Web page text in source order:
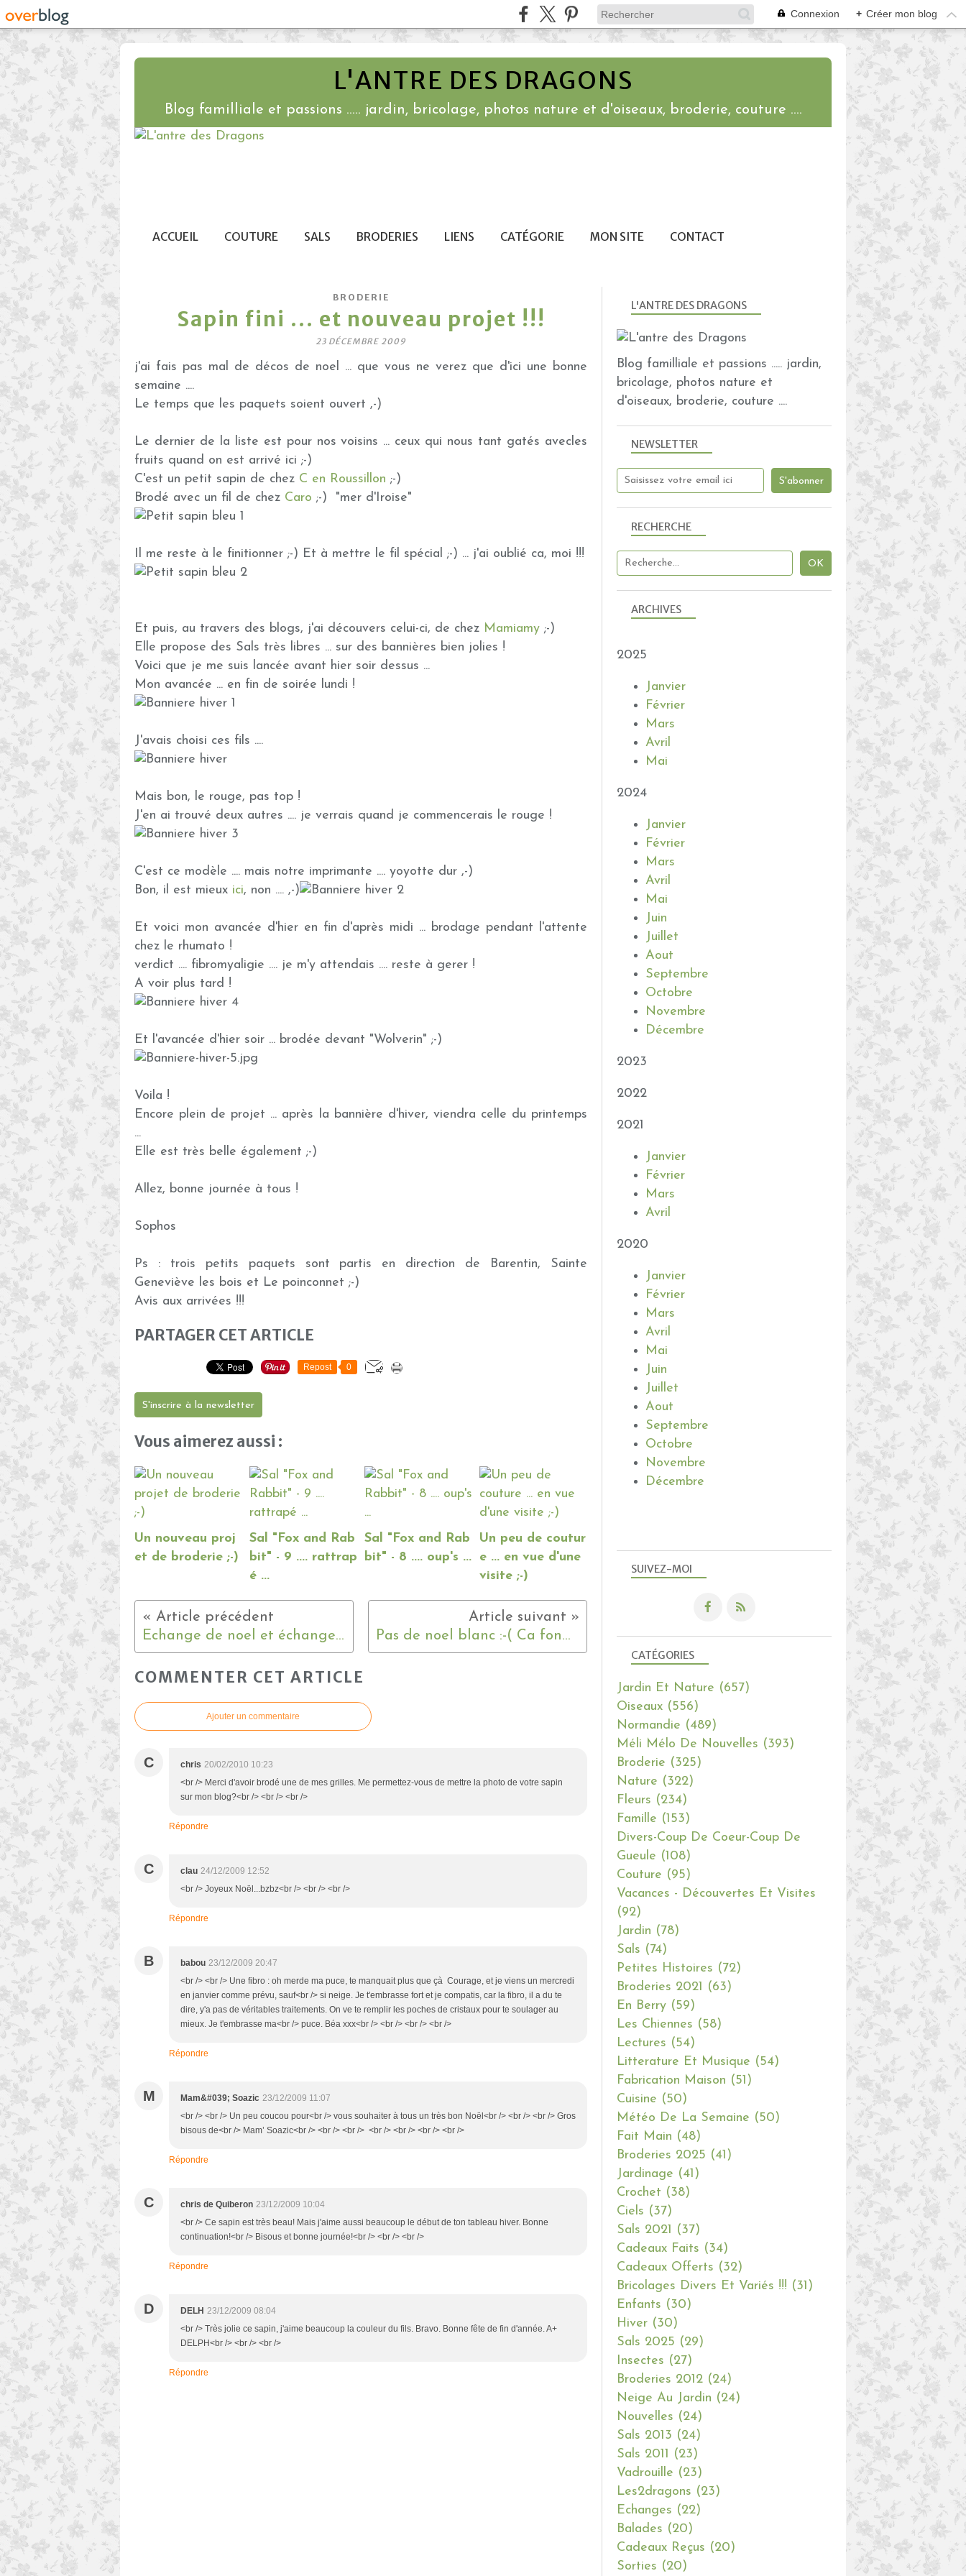
Connexion + Créer mon blog
L'ANTRE DES DRAGONS
Blog familliale et passions ..... jardin, bricolage, photos nature et d'oiseaux, broderie, couture ....
ACCUEIL COUTURE SALS BRODERIES LIENS CATÉGORIE MON SITE CONTACT
BRODERIE
Sapin fini ... et nouveau projet !!!
23 DÉCEMBRE 2009
j'ai fais pas mal de décos de noel ... que vous ne verez que d'ici une bonne
semaine ....
Le temps que les paquets soient ouvert ,-)
Le dernier de la liste est pour nos voisins ... ceux qui nous tant gatés avecles
fruits quand on est arrivé ici ;-)
C'est un petit sapin de chez C en Roussillon ;-)
Brodé avec un fil de chez Caro ;-) "mer d'Iroise"
Il me reste à le finitionner ;-) Et à mettre le fil spécial ;-) ... j'ai oublié ca, moi !!!
Et puis, au travers des blogs, j'ai découvers celui-ci, de chez Mamiamy ;-)
Elle propose des Sals très libres ... sur des bannières bien jolies !
Voici que je me suis lancée avant hier soir dessus ...
Mon avancée ... en fin de soirée lundi !
J'avais choisi ces fils ....
Mais bon, le rouge, pas top !
J'en ai trouvé deux autres .... je verrais quand je commencerais le rouge !
C'est ce modèle .... mais notre imprimante .... yoyotte dur ,-)
Bon, il est mieux ici, non .... ,-)
Et voici mon avancée d'hier en fin d'après midi ... brodage pendant l'attente
chez le rhumato !
verdict .... fibromyaligie .... je m'y attendais .... reste à gerer !
A voir plus tard !
Et l'avancée d'hier soir ... brodée devant "Wolverin" ;-)
Voila !
Encore plein de projet ... après la bannière d'hiver, viendra celle du printemps
...
Elle est très belle également ;-)
Allez, bonne journée à tous !
Sophos
Ps : trois petits paquets sont partis en direction de Barentin, Sainte
Geneviève les bois et Le poinconnet ;-)
Avis aux arrivées !!!
PARTAGER CET ARTICLE
Repost 0
S'inscrire à la newsletter
Vous aimerez aussi :
Un nouveau proj
et de broderie ;-)
Sal "Fox and Rab
bit" - 9 .... rattrap
é ...
Sal "Fox and Rab
bit" - 8 .... oup's ...
Un peu de coutur
e ... en vue d'une
visite ;-)
Echange de noel et échange Hello Kitty ;-) Pas de noel blanc :-( Ca fond !!! Pfffuuuuu ....
COMMENTER CET ARTICLE
Ajouter un commentaire
C chris 20/02/2010 10:23
<br /> Merci d'avoir brodé une de mes grilles. Me permettez-vous de mettre la photo de votre sapin
sur mon blog?<br /> <br /> <br />
Répondre
C clau 24/12/2009 12:52
<br /> Joyeux Noël...bzbz<br /> <br /> <br />
Répondre
B babou 23/12/2009 20:47
<br /> <br /> Une fibro : oh merde ma puce, te manquait plus que çà Courage, et je viens un mercredi
en janvier comme prévu, sauf<br /> si neige. Je t'embrasse fort et je compatis, car la fibro, il a du te
dire, y'a pas de véritables traitements. On ve te remplir les poches de cristaux pour te soulager au
mieux. Je t'embrasse ma<br /> puce. Béa xxx<br /> <br /> <br /> <br />
Répondre
M Mam&#039; Soazic 23/12/2009 11:07
<br /> <br /> Un peu coucou pour<br /> vous souhaiter à tous un très bon Noël<br /> <br /> <br /> Gros
bisous de<br /> Mam’ Soazic<br /> <br /> <br /> <br /> <br /> <br /> <br />
Répondre
C chris de Quiberon 23/12/2009 10:04
<br /> Ce sapin est très beau! Mais j'aime aussi beaucoup le début de ton tableau hiver. Bonne
continuation!<br /> Bisous et bonne journée!<br /> <br /> <br />
Répondre
D DELH 23/12/2009 08:04
<br /> Très jolie ce sapin, j'aime beaucoup la couleur du fils. Bravo. Bonne fête de fin d'année. A+
DELPH<br /> <br /> <br />
Répondre
NEWSLETTER
SUIVEZ-MOI
RECHERCHE
L'ANTRE DES DRAGONS
Blog familliale et passions ..... jardin,
bricolage, photos nature et
d'oiseaux, broderie, couture ....
CATÉGORIES
Jardin Et Nature (657)
Oiseaux (556)
Normandie (489)
Méli Mélo De Nouvelles (393)
Broderie (325)
Nature (322)
Fleurs (234)
Famille (153)
Divers-Coup De Coeur-Coup De
Gueule (108)
Couture (95)
Vacances - Découvertes Et Visites
(92)
Jardin (78)
Sals (74)
Petites Histoires (72)
Broderies 2021
(63)
En Berry (59)
Les Chiennes (58)
Lectures (54)
Litterature Et Musique (54)
Fabrication Maison (51)
Cuisine (50)
Météo De La Semaine (50)
Fait Main (48)
Broderies 2025 (41)
Jardinage (41)
Crochet (38)
Ciels (37)
Sals 2021
(37)
Cadeaux Faits (34)
Cadeaux Offerts (32)
Bricolages Divers Et Variés !!! (31)
Enfants (30)
Hiver (30)
Sals 2025 (29)
Insectes (27)
Broderies 2012 (24)
Neige Au Jardin (24)
Nouvelles (24)
Sals 2013 (24)
Sals 2011
(23)
Vadrouille (23)
Les2dragons (23)
Echanges (22)
Balades (20)
Cadeaux Reçus (20)
Sorties (20)
ARCHIVES
2025
Janvier
Février
Mars
Avril
Mai
2024
Janvier
Février
Mars
Avril
Mai
Juin
Juillet
Aout
Septembre
Octobre
Novembre
Décembre
2023
2022
2021
Janvier
Février
Mars
Avril
2020
Janvier
Février
Mars
Avril
Mai
Juin
Juillet
Aout
Septembre
Octobre
Novembre
Décembre